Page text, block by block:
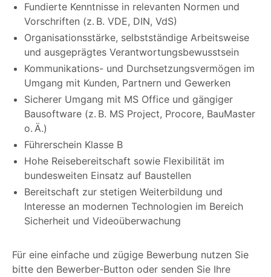
Fundierte Kenntnisse in relevanten Normen und
Vorschriften (z. B. VDE, DIN, VdS)
Organisationsstärke, selbstständige Arbeitsweise
und ausgeprägtes Verantwortungsbewusstsein
Kommunikations- und Durchsetzungsvermögen im
Umgang mit Kunden, Partnern und Gewerken
Sicherer Umgang mit MS Office und gängiger
Bausoftware (z. B. MS Project, Procore, BauMaster
o. Ä.)
Führerschein Klasse B
Hohe Reisebereitschaft sowie Flexibilität im
bundesweiten Einsatz auf Baustellen
Bereitschaft zur stetigen Weiterbildung und
Interesse an modernen Technologien im Bereich
Sicherheit und Videoüberwachung
Für eine einfache und zügige Bewerbung nutzen Sie
bitte den Bewerber-Button oder senden Sie Ihre